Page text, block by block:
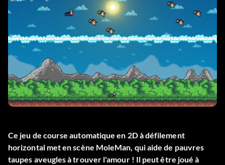
Ce jeu de course automatique en 2D à défilement
horizontal met en scène MoleMan, qui aide de pauvres
taupes aveugles à trouver l'amour ! Il peut être joué à